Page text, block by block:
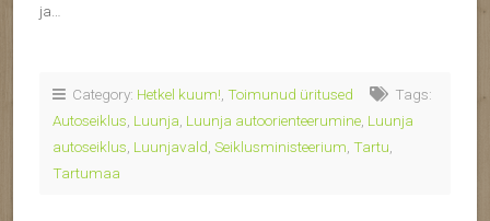
ja…
Category: Hetkel kuum! Toimunud üritused
Tags:
Autoseiklus Luunja Luunja autoorienteerumine Luunja
autoseiklus Luunjavald Seiklusministeerium Tartu
Tartumaa